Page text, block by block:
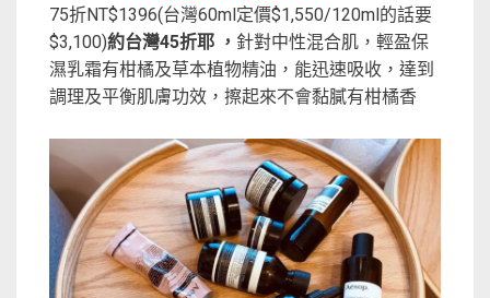
75折NT$1396(台灣60ml定價$1,550/120ml的話要
$3,100)約台灣45折耶 ， 針對中性混合肌，輕盈保
濕乳霜有柑橘及草本植物精油，能迅速吸收，達到
調理及平衡肌膚功效，擦起來不會黏膩有柑橘香